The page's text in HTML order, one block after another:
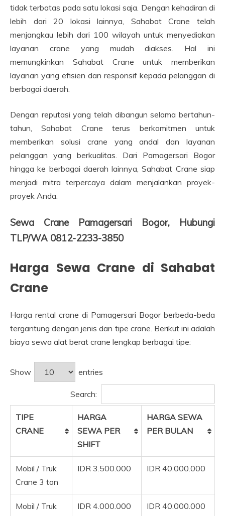
tidak terbatas pada satu lokasi saja. Dengan kehadiran di
lebih dari 20 lokasi lainnya, Sahabat Crane telah
menjangkau lebih dari 100 wilayah untuk menyediakan
layanan crane yang mudah diakses. Hal ini
memungkinkan Sahabat Crane untuk memberikan
layanan yang efisien dan responsif kepada pelanggan di
berbagai daerah.
Dengan reputasi yang telah dibangun selama bertahun-
tahun, Sahabat Crane terus berkomitmen untuk
memberikan solusi crane yang andal dan layanan
pelanggan yang berkualitas. Dari Pamagersari Bogor
hingga ke berbagai daerah lainnya, Sahabat Crane siap
menjadi mitra terpercaya dalam menjalankan proyek-
proyek Anda.
Sewa Crane Pamagersari Bogor, Hubungi
TLP/WA 0812-2233-3850
Harga Sewa Crane di Sahabat
Crane
Harga rental crane di Pamagersari Bogor berbeda-beda
tergantung dengan jenis dan tipe crane. Berikut ini adalah
biaya sewa alat berat crane lengkap berbagai tipe:
Show entries
Search:
TIPE
CRANE
HARGA
SEWA PER
SHIFT
HARGA SEWA
PER BULAN
Mobil / Truk
Crane 3 ton
IDR 3.500.000 IDR 40.000.000
Mobil / Truk
IDR 4.000.000 IDR 40.000.000